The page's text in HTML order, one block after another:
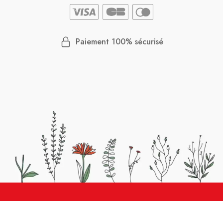
Paiement 100% sécurisé